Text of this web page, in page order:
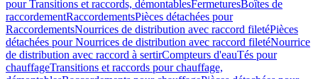
pour Transitions et raccords, démontablesFermeturesBoîtes de
raccordementRaccordementsPièces détachées pour
RaccordementsNourrices de distribution avec raccord filetéPièces
détachées pour Nourrices de distribution avec raccord filetéNourrice
de distribution avec raccord à sertirCompteurs d'eauTés pour
chauffageTransitions et raccords pour chauffage,